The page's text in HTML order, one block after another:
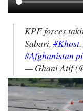
KPF forces
Sabari, #Khost
#Afghanistan
— Ghani Atif